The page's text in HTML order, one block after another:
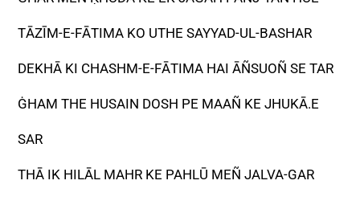
TĀZĪM-E-FĀTIMA KO UTHE SAYYAD-UL-BASHAR
DEKHĀ KI CHASHM-E-FĀTIMA HAI ĀÑSUOÑ SE TAR
ĠHAM THE HUSAIN DOSH PE MAAÑ KE JHUKĀ.E
SAR
THĀ IK HILĀL MAHR KE PAHLŪ MEÑ JALVA-GAR